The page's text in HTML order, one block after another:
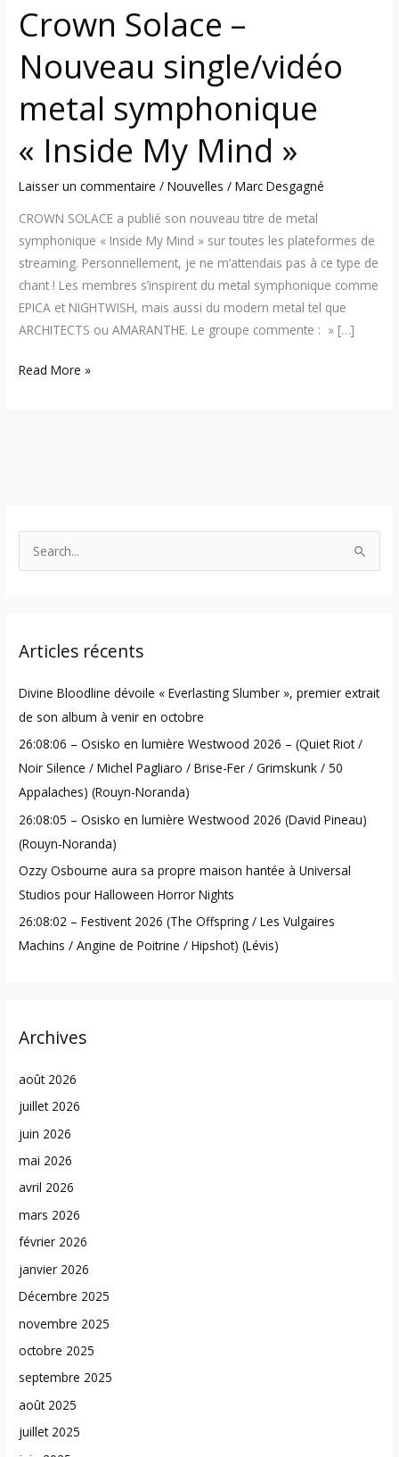
Crown Solace –
Nouveau single/vidéo
metal symphonique
« Inside My Mind »
Laisser un commentaire /Nouvelles /Marc Desgagné
CROWN SOLACE a publié son nouveau titre de metal
symphonique « Inside My Mind » sur toutes les plateformes de
streaming. Personnellement, je ne m’attendais pas à ce type de
chant ! Les membres s’inspirent du metal symphonique comme
EPICA et NIGHTWISH, mais aussi du modern metal tel que
ARCHITECTS ou AMARANTHE. Le groupe commente : » […]
Read More »
c
f
o
r
:
Articles récents
Divine Bloodline dévoile « Everlasting Slumber », premier extrait
de son album à venir en octobre
26:08:06 – Osisko en lumière Westwood 2026 – (Quiet Riot /
Noir Silence / Michel Pagliaro / Brise-Fer / Grimskunk / 50
Appalaches) (Rouyn-Noranda)
26:08:05 – Osisko en lumière Westwood 2026 (David Pineau)
(Rouyn-Noranda)
Ozzy Osbourne aura sa propre maison hantée à Universal
Studios pour Halloween Horror Nights
26:08:02 – Festivent 2026 (The Offspring / Les Vulgaires
Machins / Angine de Poitrine / Hipshot) (Lévis)
Archives
août 2026
juillet 2026
juin 2026
mai 2026
avril 2026
mars 2026
février 2026
janvier 2026
Décembre 2025
novembre 2025
octobre 2025
septembre 2025
août 2025
juillet 2025